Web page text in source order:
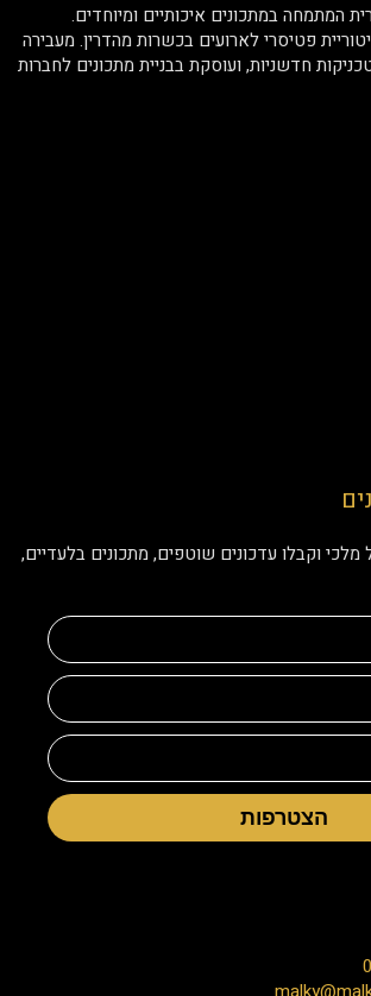
המתמחה במתכונים איכותיים ומיוחדים.
פטיסרי לארועים בכשרות מהדרין. מעבירה
חדשניות, ועוסקת בבניית מתכונים לחברות
מלכי וקבלו עדכונים שוטפים, מתכונים בלעדיים,
הצטרפות